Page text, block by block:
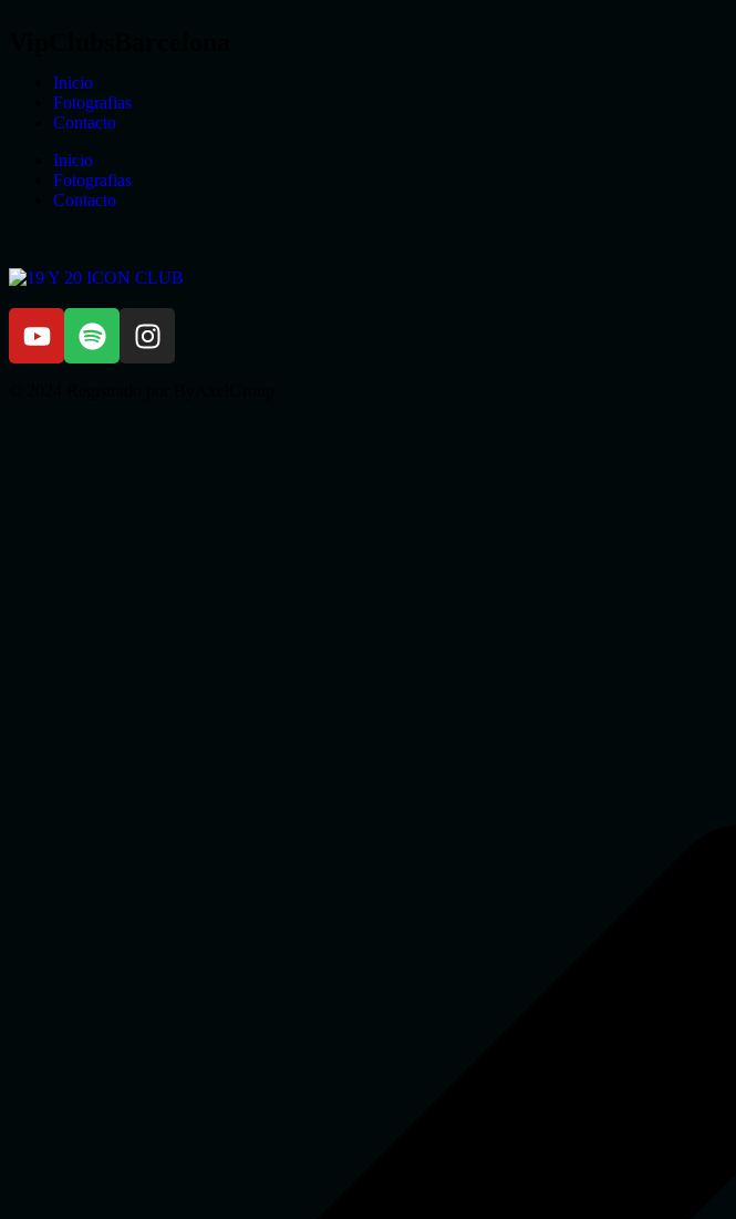
Inicio
Fotografias
Contacto
Inicio
Fotografias
Contacto